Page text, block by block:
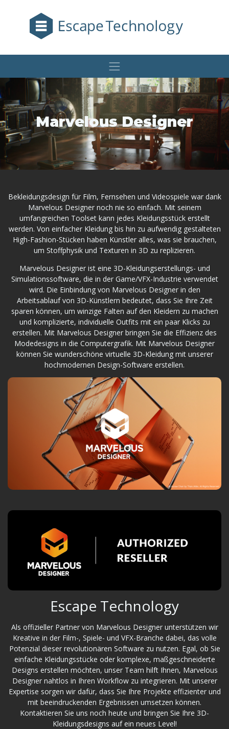
Marvelous Designer
Bekleidungsdesign für Film, Fernsehen und Videospiele war dank
Marvelous Designer noch nie so einfach. Mit seinem
umfangreichen Toolset kann jedes Kleidungsstück erstellt
werden. Von einfacher Kleidung bis hin zu aufwendig gestalteten
High-Fashion-Stücken haben Künstler alles, was sie brauchen,
um Stoffphysik und Texturen in 3D zu replizieren.
Marvelous Designer ist eine 3D-Kleidungserstellungs- und
Simulationssoftware, die in der Game/VFX-Industrie verwendet
wird. Die Einbindung von Marvelous Designer in den
Arbeitsablauf von 3D-Künstlern bedeutet, dass Sie Ihre Zeit
sparen können, um winzige Falten auf den Kleidern zu machen
und komplizierte, individuelle Outfits mit ein paar Klicks zu
erstellen. Mit Marvelous Designer bringen Sie die Effizienz des
Modedesigns in die Computergrafik. Mit Marvelous Designer
können Sie wunderschöne virtuelle 3D-Kleidung mit unserer
hochmodernen Design-Software erstellen.
Escape Technology
Als offizieller Partner von Marvelous Designer unterstützen wir
Kreative in der Film-, Spiele- und VFX-Branche dabei, das volle
Potenzial dieser revolutionären Software zu nutzen. Egal, ob Sie
einfache Kleidungsstücke oder komplexe, maßgeschneiderte
Designs erstellen möchten, unser Team hilft Ihnen, Marvelous
Designer nahtlos in Ihren Workflow zu integrieren. Mit unserer
Expertise sorgen wir dafür, dass Sie Ihre Projekte effizienter und
mit beeindruckenden Ergebnissen umsetzen können.
Kontaktieren Sie uns noch heute und bringen Sie Ihre 3D-
Kleidungsdesigns auf ein neues Level!